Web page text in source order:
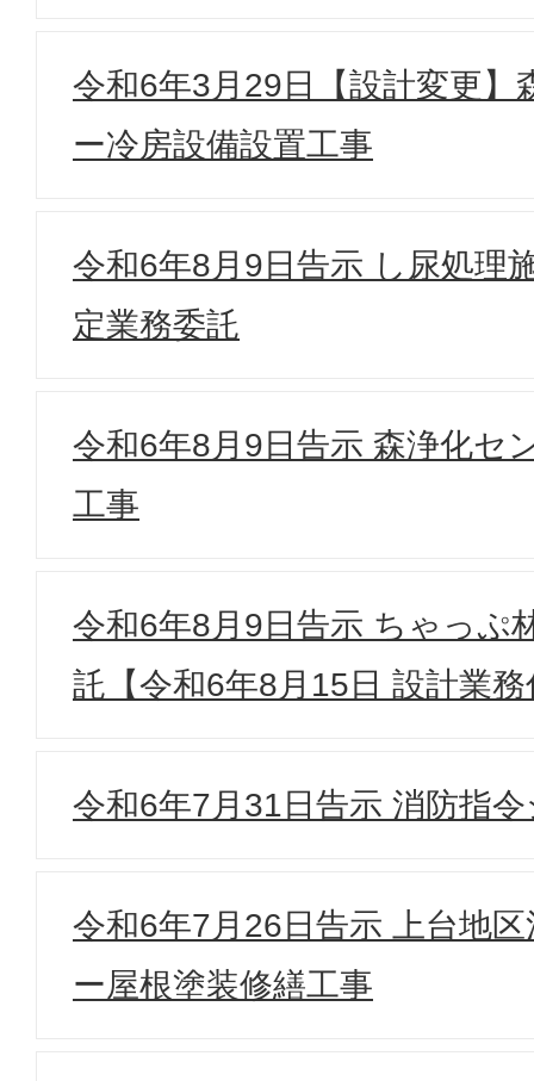
令和6年3月29日【設計変更】
ー冷房設備設置工事
令和6年8月9日告示 し尿処理
定業務委託
令和6年8月9日告示 森浄化セ
工事
令和6年8月9日告示 ちゃっぷ
託【令和6年8月15日 設計業
令和6年7月31日告示 消防指
令和6年7月26日告示 上台地
ー屋根塗装修繕工事